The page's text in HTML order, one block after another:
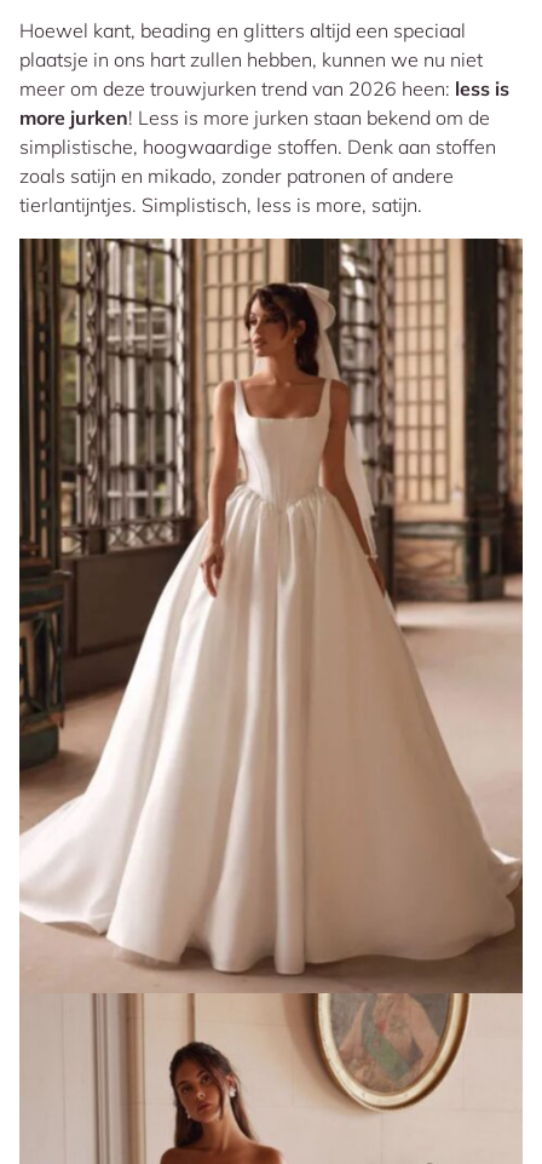
Hoewel kant, beading en glitters altijd een speciaal
plaatsje in ons hart zullen hebben, kunnen we nu niet
meer om deze trouwjurken trend van 2026 heen: less is
more jurken! Less is more jurken staan bekend om de
simplistische, hoogwaardige stoffen. Denk aan stoffen
zoals satijn en mikado, zonder patronen of andere
tierlantijntjes. Simplistisch, less is more, satijn.